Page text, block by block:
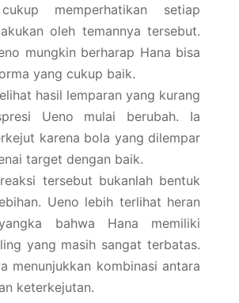
memperhatikan setiap
oleh temannya tersebut.
mungkin berharap Hana bisa
yang cukup baik.
hasil lemparan yang kurang
Ueno mulai berubah. Ia
karena bola yang dilempar
target dengan baik.
tersebut bukanlah bentuk
Ueno lebih terlihat heran
bahwa Hana memiliki
yang masih sangat terbatas.
menunjukkan kombinasi antara
keterkejutan.